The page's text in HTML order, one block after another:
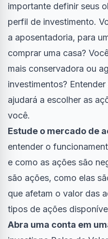
importante definir seus
perfil de investimento.
a aposentadoria, para
comprar uma casa?
mais conservadora ou
investimentos?
ajudará a escolher as
você.
Estude o mercado de
entender o
e como as ações são
são ações, como elas
que afetam o valor das
tipos de ações
Abra uma conta em